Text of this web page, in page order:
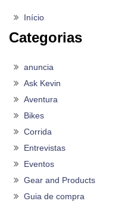
Início
Categorias
anuncia
Ask Kevin
Aventura
Bikes
Corrida
Entrevistas
Eventos
Gear and Products
Guia de compra